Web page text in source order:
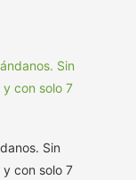
Sin
y con solo 7